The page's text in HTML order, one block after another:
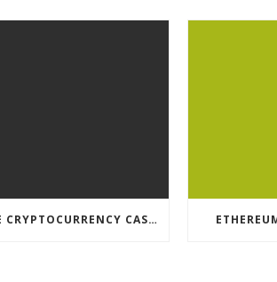
FUTURE CRYPTOCURRENCY CASINO GAMES